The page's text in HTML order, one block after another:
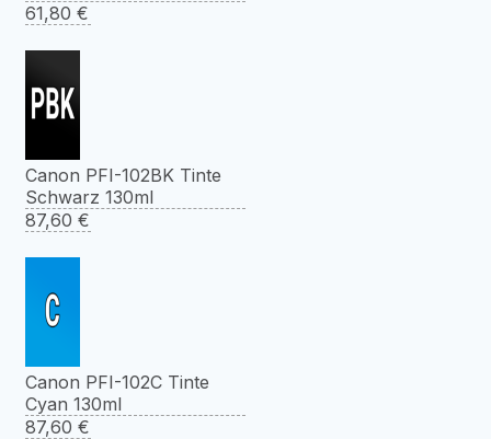
61,80 €
Canon PFI-102BK Tinte
Schwarz 130ml
87,60 €
Canon PFI-102C Tinte
Cyan 130ml
87,60 €